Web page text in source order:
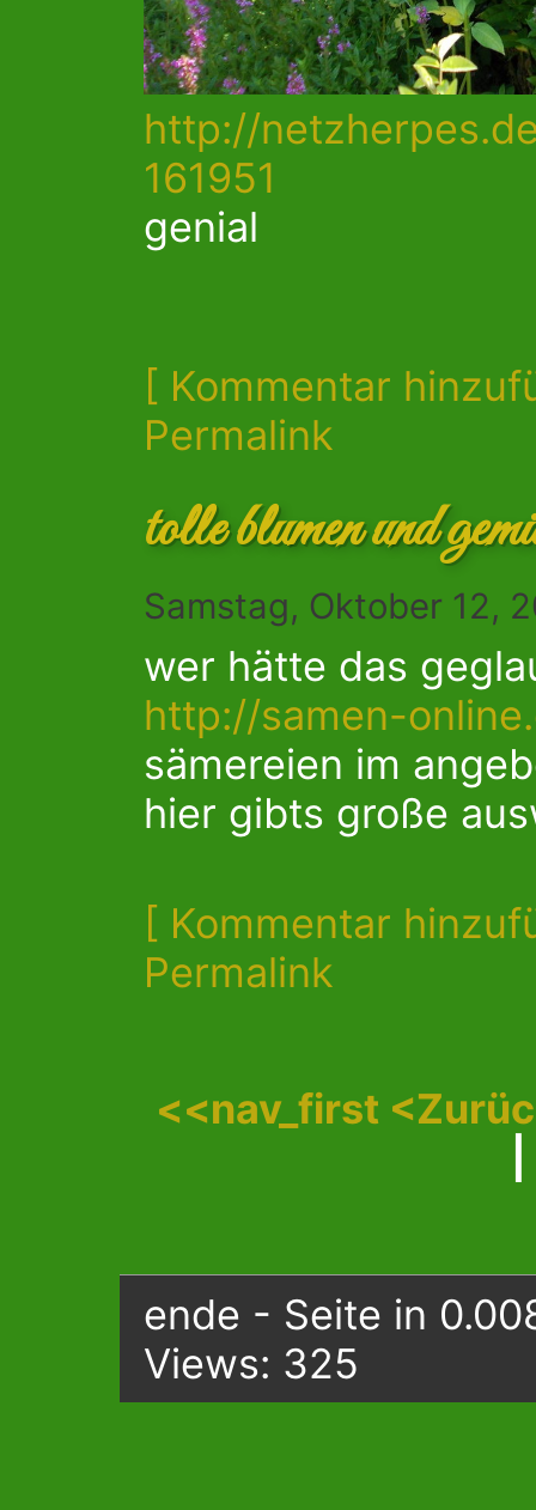
http://
161951
genial
[ Kommentar
Permalink
tolle blumen und
Samstag, Oktober 12,
wer hätte das
http://samen-
sämereien im
hier gibts große
[ Kommentar
Permalink
<<nav_first
ende - Seite in
Views: 325